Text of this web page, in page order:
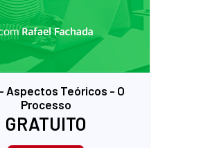
- Aspectos Teóricos - O
Processo
GRATUITO